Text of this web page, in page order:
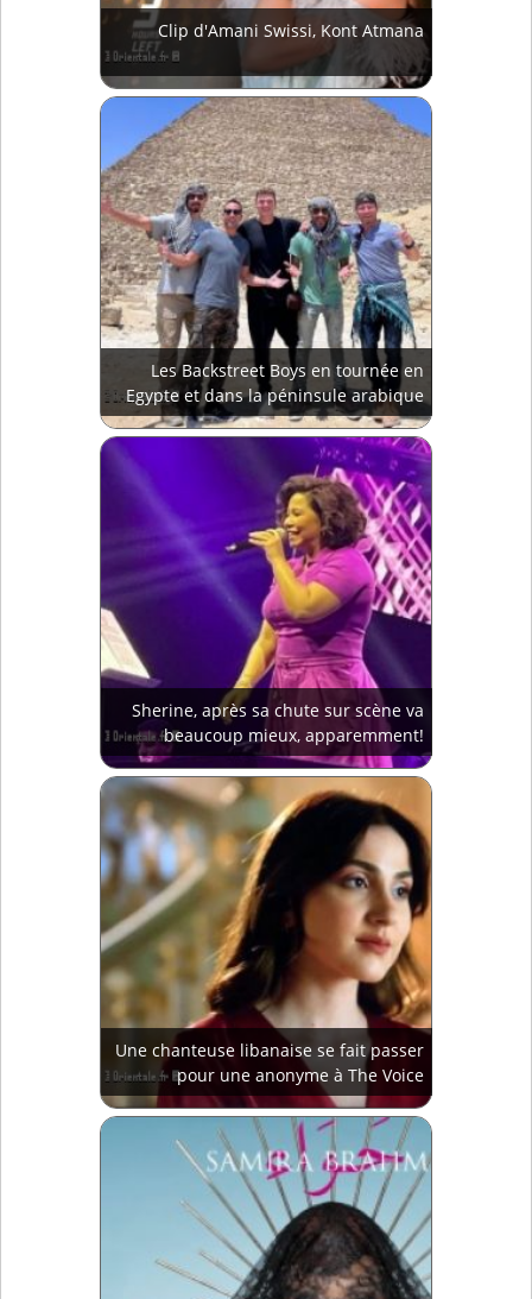
Clip d'Amani Swissi, Kont Atmana
Les Backstreet Boys en tournée en
Egypte et dans la péninsule arabique
Sherine, après sa chute sur scène va
beaucoup mieux, apparemment!
Une chanteuse libanaise se fait passer
pour une anonyme à The Voice